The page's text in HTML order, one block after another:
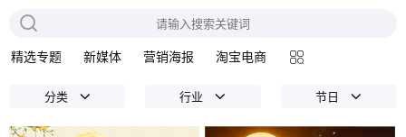
精选专题 新媒体 营销海报 淘宝电商
分类 行业 节日